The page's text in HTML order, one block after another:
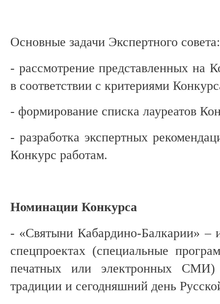
Основные задачи Экспертного совета:
- рассмотрение представленных на
в соответствии с критериями
- формирование списка лауреатов
- разработка экспертных
Конкурс работам.
Номинации Конкурса
- «Святыни Кабардино-Балкарии» –
спецпроектах (специальные
печатных или электронных СМИ)
традиции и сегодняшний день